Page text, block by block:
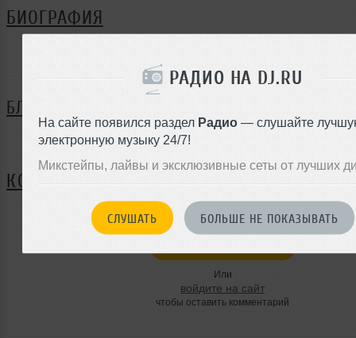
РАДИО НА DJ.RU
На сайте появился раздел Радио — слушайте
электронную музыку 24/7!
Микстейпы, лайвы и эксклюзивные сеты от лучших
СЛУШАТЬ БОЛЬШЕ НЕ ПОКАЗЫВАТЬ
БИОГРАФИЯ
БЛОГ
Нет записей в блоге
КОММЕНТАРИИ
Или
войдите на сайт
чтобы оставить комментарий